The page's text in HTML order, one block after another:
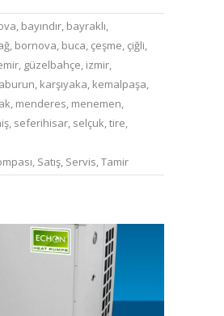
, bayındır, bayraklı,
, bornova, buca, çeşme, çiğli,
, güzelbahçe, izmir,
, karşıyaka, kemalpaşa,
, menderes, menemen,
, seferihisar, selçuk,tire,
, Satış, Servis,Tamir